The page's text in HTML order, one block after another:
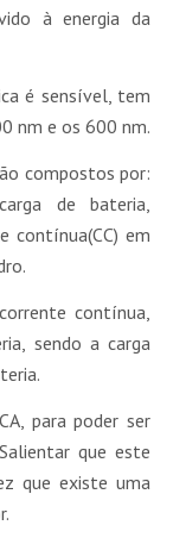
à energia da
é sensível, tem
nm e os 600 nm.
compostos por:
de bateria,
contínua(CC) em
contínua,
sendo a carga
para poder ser
que este
que existe uma